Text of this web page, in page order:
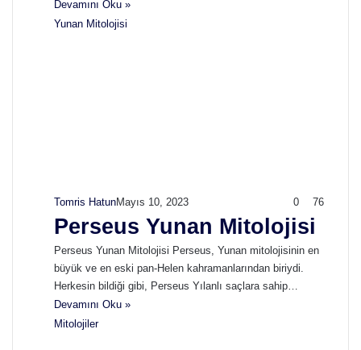
Devamını Oku »
Yunan Mitolojisi
Tomris HatunMayıs 10, 2023 0 76
Perseus Yunan Mitolojisi
Perseus Yunan Mitolojisi Perseus, Yunan mitolojisinin en
büyük ve en eski pan-Helen kahramanlarından biriydi.
Herkesin bildiği gibi, Perseus Yılanlı saçlara sahip…
Devamını Oku »
Mitolojiler